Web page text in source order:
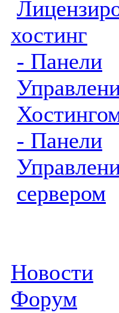
хостинг
- Панели
- Панели
сервером
Новости
Форум